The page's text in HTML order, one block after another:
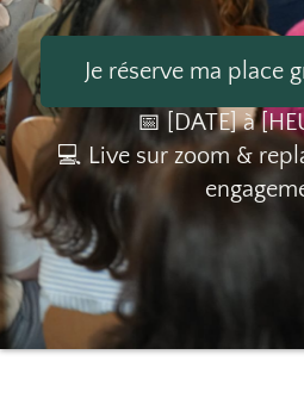
Je réserve ma place
📅 [DATE] à
💻 Live sur zoom &